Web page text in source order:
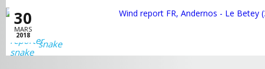
30
MARS
2018
snake